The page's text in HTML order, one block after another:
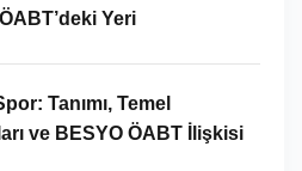
Yeri
Tanımı, Temel
ve BESYO ÖABT İlişkisi